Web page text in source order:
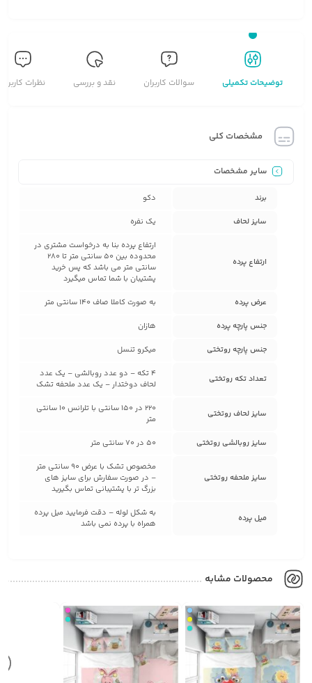
توضیحات تکمیلی سوالات کاربران نقد و بررسی نظرات کاربران
مشخصات کلی
سایر مشخصات
برند
دکو
سایز لحاف
یک نفره
ارتفاع پرده
ارتفاع پرده بنا به درخواست مشتری در
محدوده بین 50 سانتی متر تا 280
سانتی متر می باشد که پس خرید
پشتیبان با شما تماس میگیرد
عرض پرده
به صورت کاملا صاف 140 سانتی متر
جنس پارچه پرده
هازان
جنس پارچه روتختی
میکرو تنسل
تعداد تکه روتختی
4 تکه – دو عدد روبالشی – یک عدد
لحاف دوختدار – یک عدد ملحفه تشک
سایز لحاف روتختی
220 در 150 سانتی با تلرانس 10 سانتی
متر
سایز روبالشی روتختی
50 در 70 سانتی متر
سایز ملحفه روتختی
مخصوص تشک با عرض 90 سانتی متر
– در صورت سفارش برای سایز های
بزرگ تر با پشتیبانی تماس بگیرید
میل پرده
به شکل لوله – دقت فرمایید میل پرده
همراه با پرده نمی باشد
محصولات مشابه